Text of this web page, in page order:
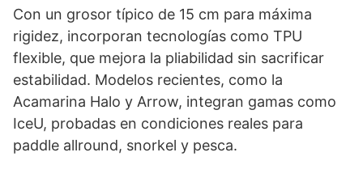
Con un grosor típico de 15 cm para máxima
rigidez, incorporan tecnologías como TPU
flexible, que mejora la pliabilidad sin sacrificar
estabilidad. Modelos recientes, como la
Acamarina Halo y Arrow, integran gamas como
IceU, probadas en condiciones reales para
paddle allround, snorkel y pesca.